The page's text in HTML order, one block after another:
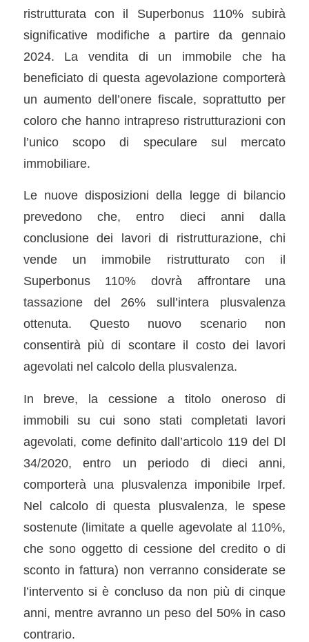
ristrutturata con il Superbonus 110% subirà
significative modifiche a partire da gennaio
2024. La vendita di un immobile che ha
beneficiato di questa agevolazione comporterà
un aumento dell’onere fiscale, soprattutto per
coloro che hanno intrapreso ristrutturazioni con
l’unico scopo di speculare sul mercato
immobiliare.
Le nuove disposizioni della legge di bilancio
prevedono che, entro dieci anni dalla
conclusione dei lavori di ristrutturazione, chi
vende un immobile ristrutturato con il
Superbonus 110% dovrà affrontare una
tassazione del 26% sull’intera plusvalenza
ottenuta. Questo nuovo scenario non
consentirà più di scontare il costo dei lavori
agevolati nel calcolo della plusvalenza.
In breve, la cessione a titolo oneroso di
immobili su cui sono stati completati lavori
agevolati, come definito dall’articolo 119 del Dl
34/2020, entro un periodo di dieci anni,
comporterà una plusvalenza imponibile Irpef.
Nel calcolo di questa plusvalenza, le spese
sostenute (limitate a quelle agevolate al 110%,
che sono oggetto di cessione del credito o di
sconto in fattura) non verranno considerate se
l’intervento si è concluso da non più di cinque
anni, mentre avranno un peso del 50% in caso
contrario.